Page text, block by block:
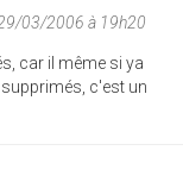
03/2006 à 19h20
car il même si ya
c'est un